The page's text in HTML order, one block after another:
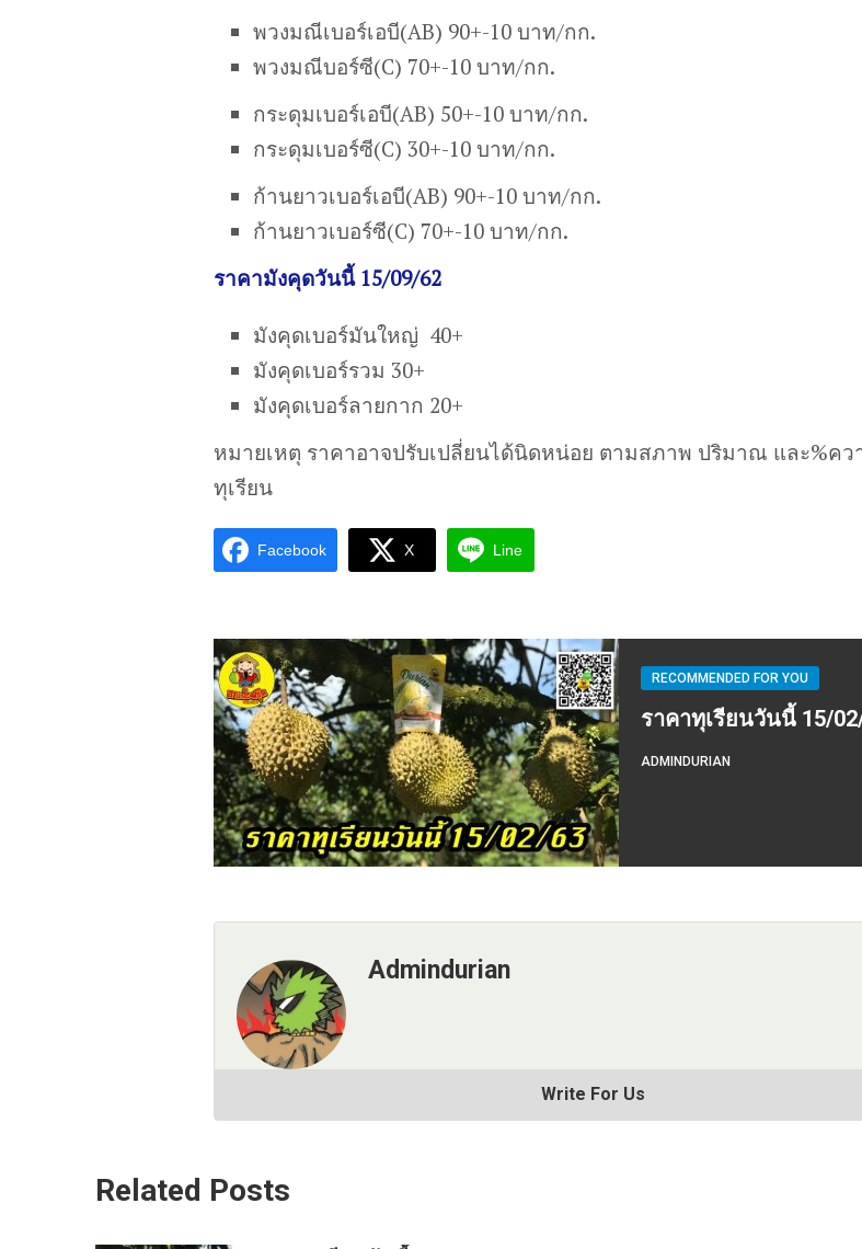
พวงมณีเบอร์เอบี(AB) 90+-10 บาท/กก.
พวงมณีบอร์ซี(C) 70+-10 บาท/กก.
กระดุมเบอร์เอบี(AB) 50+-10 บาท/กก.
กระดุมเบอร์ซี(C) 30+-10 บาท/กก.
ก้านยาวเบอร์เอบี(AB) 90+-10 บาท/กก.
ก้านยาวเบอร์ซี(C) 70+-10 บาท/กก.
ราคามังคุดวันนี้ 15/09/62
มังคุดเบอร์มันใหญ่ 40+
มังคุดเบอร์รวม 30+
มังคุดเบอร์ลายกาก 20+
หมายเหตุ ราคาอาจปรับเปลี่ยนได้นิดหน่อย ตามสภาพ ปริมาณ และ%คว
ทุเรียน
Facebook X Line
RECOMMENDED FOR YOU
ราคาทุเรียนวันนี้ 15/
ADMINDURIAN
Admindurian
Write For Us
Related Posts